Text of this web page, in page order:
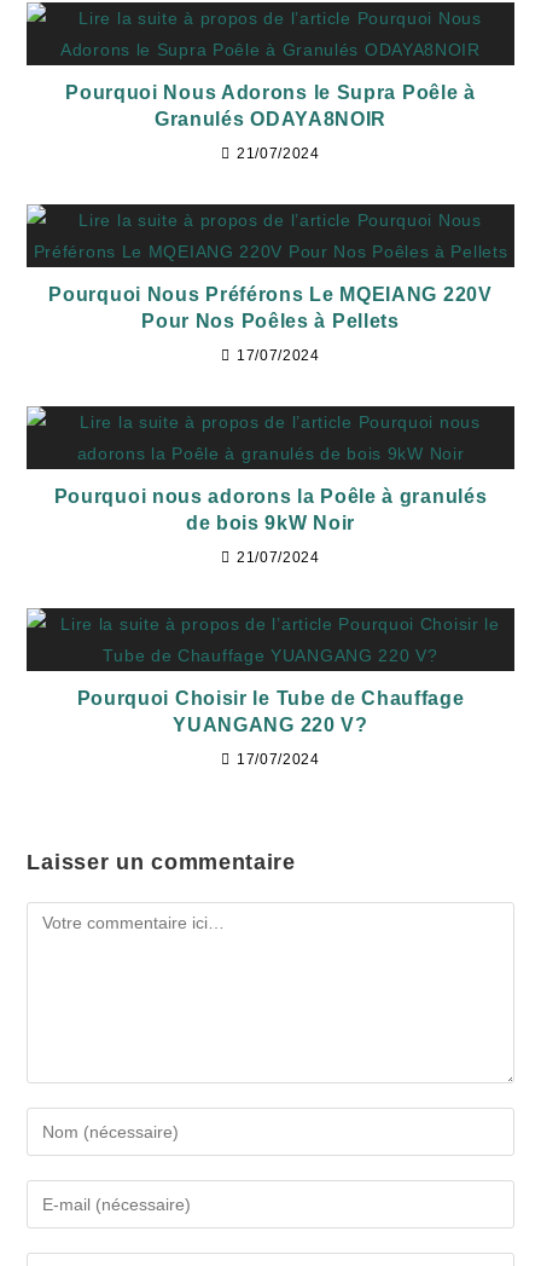
Pourquoi Nous Adorons le Supra Poêle à
Granulés ODAYA8NOIR
21/07/2024
Pourquoi Nous Préférons Le MQEIANG 220V
Pour Nos Poêles à Pellets
17/07/2024
Pourquoi nous adorons la Poêle à granulés
de bois 9kW Noir
21/07/2024
Pourquoi Choisir le Tube de Chauffage
YUANGANG 220 V?
17/07/2024
Laisser un commentaire